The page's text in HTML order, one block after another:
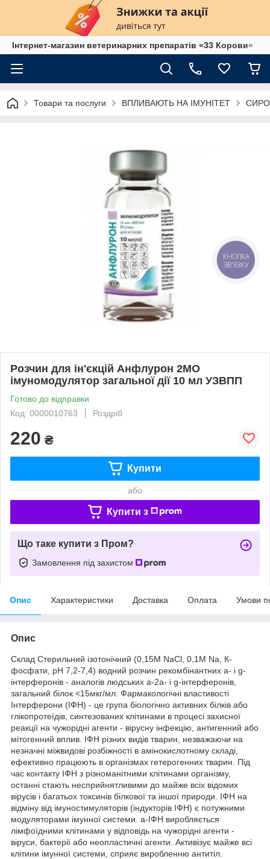
Інтернет-магазин ветеринарних препаратів «33 Корови»
Товари та послуги ВПЛИВАЮТЬ НА ІМУНІТЕТ
Розчин для ін'єкцій Анфлурон 2МО
імуномодулятор загальної дії 10 мл УЗВПП
Готово до відправки
Код: 0000010763
Роздріб
220 ₴
Купити
або
Купити з
Що таке купити з Пром?
Замовлення під захистом
Опис Характеристики Доставка Оплата Умови
Опис
Склад Стерильний ізотонічний (0,15М NaCl, 0,1М Na, К-
фосфати, рН 7,2-7,4) водний розчин рекомбінантних a- і g-
інтерферонів - аналогів людських a-2а- і g-інтерферонів,
загальний білок <15мкг/мл. Фармакологічні властивості
Інтерферони (ІФН) - це група біологічно активних білків або
глікопротеїдів, синтезованих клітинами в процесі захисної
реакції на чужорідні агенти - вірусну інфекцію, антигенний або
мітогенний вплив. ІФН різних видів тварин, незважаючи на
незначні міжвидові розбіжності в амінокислотному складі,
ефективно працюють в організмах гетерогенних тварин. Під
час контакту ІФН з різноманітними клітинами організму,
останні стають несприйнятливими до майже всіх відомих
вірусів і багатьох токсинів білкової та іншої природи. ІФН на
відміну від імуностимуляторів (індукторів ІФН) є потужними
модуляторами імунної системи. a-ІФН виробляється
лімфоїдними клітинами у відповідь на чужорідні агенти -
віруси, бактерії або неопластичні агенти. Активізує майже всі
клітини імунної системи, сприяє виробленню антитіл.
КНОПКА
ЗВ'ЯЗКУ